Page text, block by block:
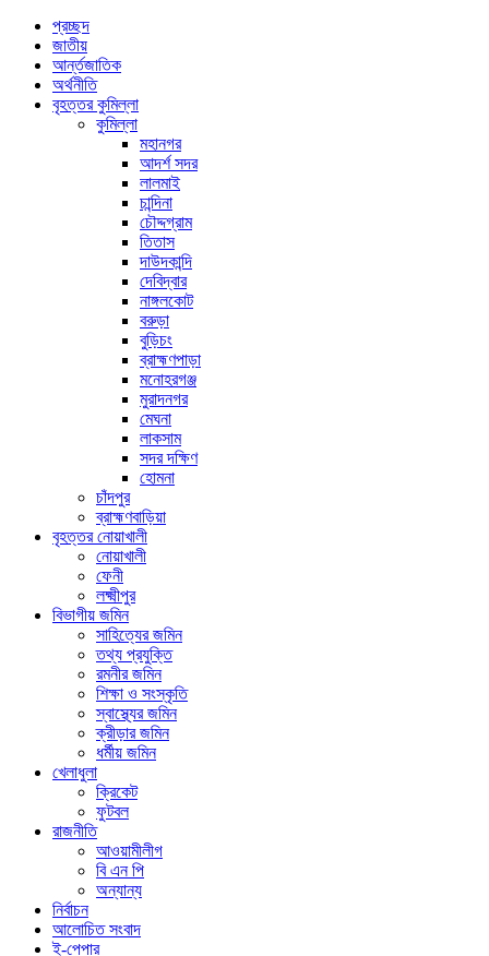
প্রচ্ছদ
জাতীয়
আর্ন্তজাতিক
অর্থনীতি
বৃহত্তর কুমিল্লা
কুমিল্লা
মহানগর
আদর্শ সদর
লালমাই
চান্দিনা
চৌদ্দগ্রাম
তিতাস
দাউদকান্দি
দেবিদ্বার
নাঙ্গলকোট
বরুড়া
বুড়িচং
ব্রাহ্মণপাড়া
মনোহরগঞ্জ
মুরাদনগর
মেঘনা
লাকসাম
সদর দক্ষিণ
হোমনা
চাঁদপুর
ব্রাহ্মণবাড়িয়া
বৃহত্তর নোয়াখালী
নোয়াখালী
ফেনী
লক্ষ্মীপুর
বিভাগীয় জমিন
সাহিত্যের জমিন
তথ্য প্রযুক্তি
রমনীর জমিন
শিক্ষা ও সংস্কৃতি
স্বাস্থ্যের জমিন
ক্রীড়ার জমিন
ধর্মীয় জমিন
খেলাধুলা
ক্রিকেট
ফুটবল
রাজনীতি
আওয়ামীলীগ
বি এন পি
অন্যান্য
নির্বাচন
আলোচিত সংবাদ
ই-পেপার